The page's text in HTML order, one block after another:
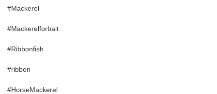
#Mackerel
#Mackerelforbait
#Ribbonfish
#ribbon
#HorseMackerel